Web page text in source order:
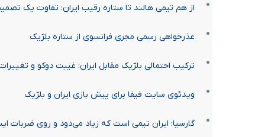
از هم تیمی هالند تا ستاره رقیب ایران: تفاوت یک
عذرخواهی رسمی مجری فرانسوی از ستاره بلژیک
ترکیب احتمالی بلژیک مقابل ایران: غیبت دوکو و
ویدئوی سایت فیفا برای پیش بازی ایران و بلژیک
گارسیا: ایران تیمی است که زیاد می‌دود و روی ضربات